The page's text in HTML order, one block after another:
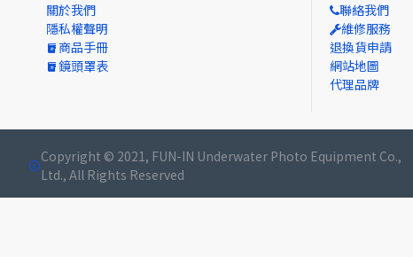
關於我們
隱私權聲明
商品手冊
鏡頭罩表
聯絡我們
維修服務
退換貨申請
網站地圖
代理品牌
Copyright © 2021, FUN-IN Underwater Photo Equipment Co.,
Ltd., All Rights Reserved